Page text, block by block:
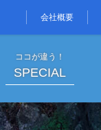
ココが違う！
SPECIAL
会社概要